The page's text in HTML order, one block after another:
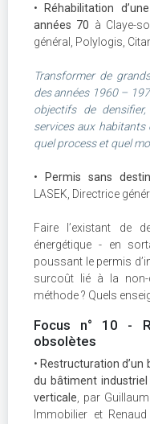
• Réhabilitation
années 70 à Claye-
général, Polylogis,
Transformer de
des années 1960 –
objectifs de
services aux
quel process et quel
• Permis sans
LASEK, Directrice
Faire l’existant de
énergétique - en
poussant le permis
surcoût lié à la non-
méthode ? Quels
Focus n° 10 -
obsolètes
• Restructuration d’un
du bâtiment
verticale , par
Immobilier et